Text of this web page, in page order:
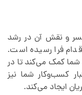
و نقش آن در رشد
فرا رسیده است.
کمک می‌کند تا در
کسب‌وکار شما نیز